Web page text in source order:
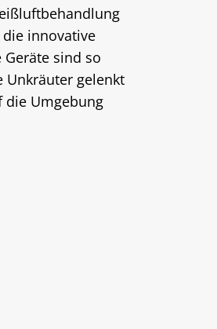
innovative
Geräte sind so
Unkräuter gelenkt
Umgebung